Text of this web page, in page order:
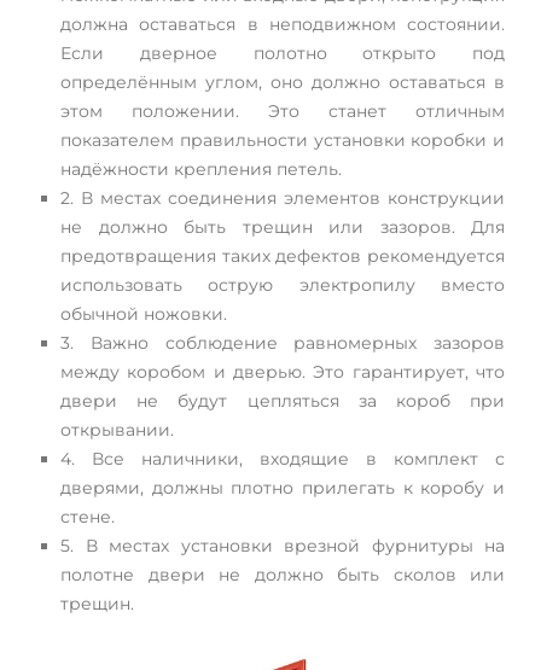
должна оставаться в неподвижном состоянии.
Если дверное полотно открыто под
определённым углом, оно должно оставаться в
этом положении. Это станет отличным
показателем правильности установки коробки и
надёжности крепления петель.
2. В местах соединения элементов конструкции
не должно быть трещин или зазоров. Для
предотвращения таких дефектов рекомендуется
использовать острую электропилу вместо
обычной ножовки.
3. Важно соблюдение равномерных зазоров
между коробом и дверью. Это гарантирует, что
двери не будут цепляться за короб при
открывании.
4. Все наличники, входящие в комплект с
дверями, должны плотно прилегать к коробу и
стене.
5. В местах установки врезной фурнитуры на
полотне двери не должно быть сколов или
трещин.